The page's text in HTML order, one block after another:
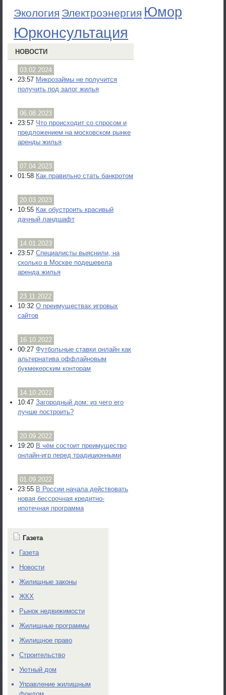
Экология Электроэнергия Юмор
Юрконсультация
НОВОСТИ
03.02.2024
23:57 Микрозаймы не получится
получить под залог жилья
06.08.2023
23:57 Что происходит со спросом и
предложением на московском рынке
аренды жилья
07.04.2023
01:58 Как правильно стать банкротом
20.03.2023
10:55 Как обустроить красивый
дачный ландшафт
14.01.2023
23:57 Специалисты выяснили, на
сколько в Москве подешевела
аренда жилья
23.11.2022
10:32 О преимуществах игровых
сайтов
16.10.2022
00:27 Футбольные ставки онлайн как
альтернатива оффлайновым
букмекерским конторам
14.10.2022
10:47 Загородный дом: из чего его
лучше построить?
20.09.2022
19:20 В чём состоит преимущество
онлайн-игр перед традиционными
01.09.2022
23:55 В России начала действовать
новая бессрочная кредитно-
ипотечная программа
Газета
Газета
Новости
Жилищные законы
ЖКХ
Рынок недвижимости
Жилищные программы
Жилищное право
Строительство
Уютный дом
Управление жилищным